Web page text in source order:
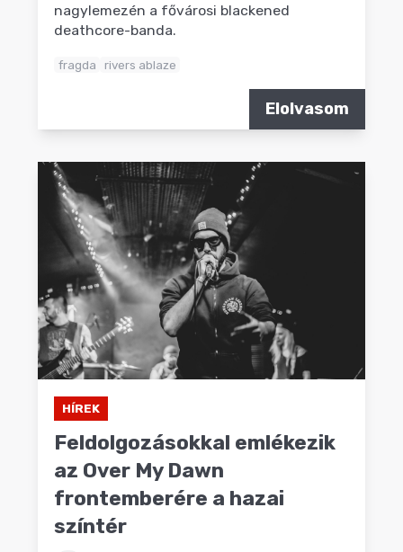
nagylemezén a fővárosi blackened
deathcore-banda.
fragda rivers ablaze
Elolvasom
HÍREK
Feldolgozásokkal emlékezik
az Over My Dawn
frontemberére a hazai
színtér